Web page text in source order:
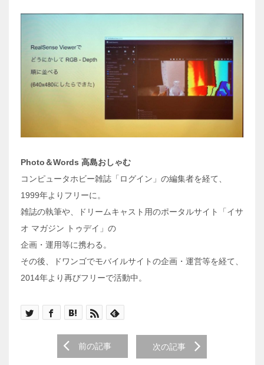
Photo ＆Words 高島おしゃむ
コンピュータホビー雑誌「ログイン」の編集者を経て、
1999年よりフリーに。
雑誌の執筆や、ドリームキャスト用のポータルサイト「イサ
オ マガジン トゥデイ」の
企画・運用等に携わる。
その後、ドワンゴでモバイルサイトの企画・運営等を経て、
2014年より再びフリーで活動中。
Post navigation
前の記事 次の記事